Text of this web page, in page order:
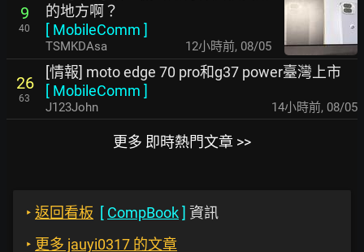
9
40
的地方啊？
[ MobileComm ]
TSMKDAsa 12小時前, 08/05
26
63
[情報] moto edge 70 pro和g37 power臺灣上市
[ MobileComm ]
J123John 14小時前, 08/05
更多 即時熱門文章 >>
‣ 返回看板 [ CompBook] 資訊
‣ 更多 jauyi0317 的文章